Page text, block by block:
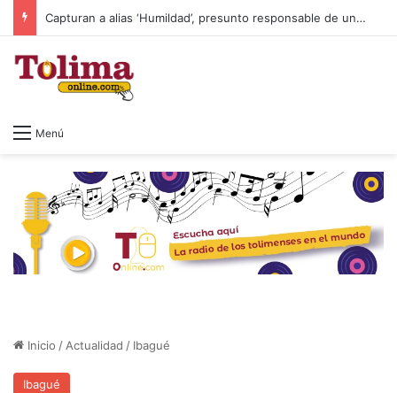
Capturan a alias ‘Humildad’, presunto responsable de un homicidio ocurrido en Ibagué
Menú
Inicio / Actualidad / Ibagué
Ibagué